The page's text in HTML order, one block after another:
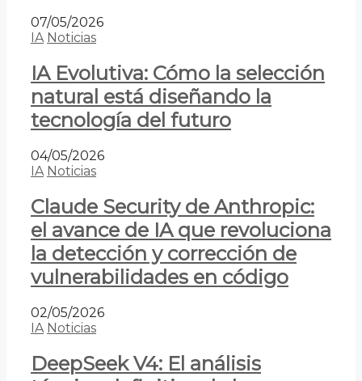
07/05/2026
IA Noticias
IA Evolutiva: Cómo la selección
natural está diseñando la
tecnología del futuro
04/05/2026
IA Noticias
Claude Security de Anthropic:
el avance de IA que revoluciona
la detección y corrección de
vulnerabilidades en código
02/05/2026
IA Noticias
DeepSeek V4: El análisis